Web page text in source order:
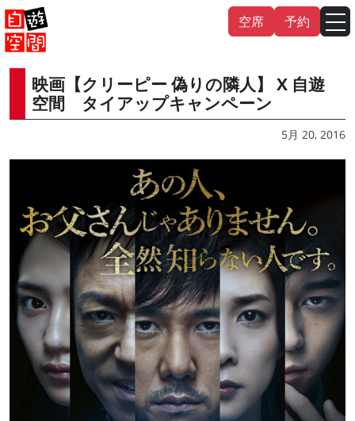
Skip
to
content
空席 予約
映画【クリーピー 偽りの隣人】 X 自遊
空間 タイアップキャンペーン
5月 20, 2016
English 中文（繁體） 中文（简体）
日本語